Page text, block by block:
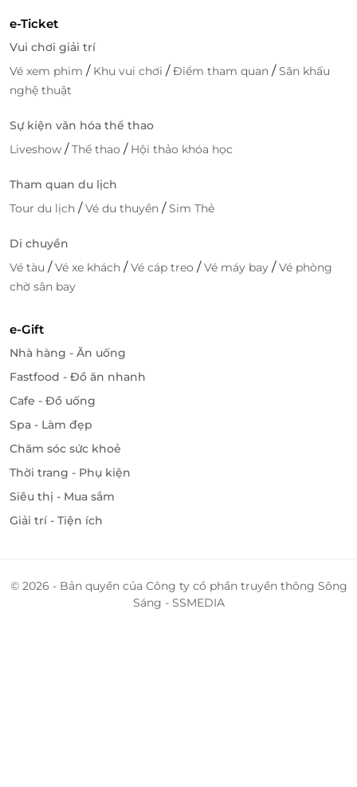
e-Ticket
Vui chơi giải trí
Vé xem phim / Khu vui chơi /Điểm tham quan /Sân khấu
nghệ thuật
Sự kiện văn hóa thể thao
Liveshow /Thể thao / Hội thảo khóa học
Tham quan du lịch
Tour du lịch /Vé du thuyền /Sim Thẻ
Di chuyển
Vé tàu /Vé xe khách /Vé cáp treo /Vé máy bay /Vé phòng
chờ sân bay
e-Gift
Nhà hàng - Ăn uống
Fastfood - Đồ ăn nhanh
Cafe - Đồ uống
Spa - Làm đẹp
Chăm sóc sức khoẻ
Thời trang - Phụ kiện
Siêu thị - Mua sắm
Giải trí - Tiện ích
© 2026 - Bản quyền của Công ty cổ phần truyền thông Sông
Sáng - SSMEDIA